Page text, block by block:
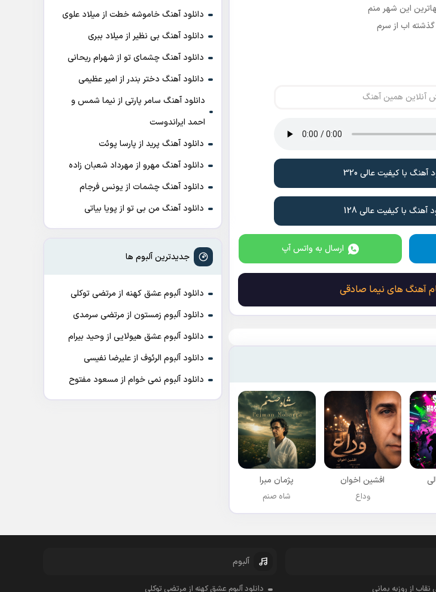
این شهر منم
گذشته اب از سرم
آنلاین همین آهنگ
آهنگ با کیفیت عالی 320
آهنگ با کیفیت عالی 128
ارسال به واتس آپ
های نیما صادقی
افشين اخوان
وداع
پژمان مبرا
شاه صنم
دانلود آهنگ خاموشه خطت از میلاد علوی
دانلود آهنگ بی نظیر از میلاد ببری
دانلود آهنگ چشمای تو از شهرام ریحانی
دانلود آهنگ دختر بندر از امیر عظیمی
دانلود آهنگ سامر پارتی از نیما شمس و
احمد ایراندوست
دانلود آهنگ پرید از پارسا پوئت
دانلود آهنگ مهرو از مهرداد شعبان زاده
دانلود آهنگ چشمات از یونس فرجام
دانلود آهنگ من بی تو از پویا بیاتی
جدیدترین آلبوم ها
دانلود آلبوم عشق کهنه از مرتضی توکلی
دانلود آلبوم زمستون از مرتضی سرمدی
دانلود آلبوم عشق هیولایی از وحید بیرام
دانلود آلبوم الرئوف از علیرضا نفیسی
دانلود آلبوم نمی خوام از مسعود مفتوح
از روزبه بمانی
آلبوم
دانلود آلبوم عشق کهنه از مرتضی توکلی